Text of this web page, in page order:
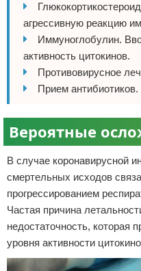
агрессивную реакцию
Иммуноглобулин.
активность цитокинов.
Противовирусное
Прием антибиотиков.
Вероятные
В случае коронавирусной
смертельных исходов
прогрессированием
Частая причина
недостаточность, которая
уровня активности